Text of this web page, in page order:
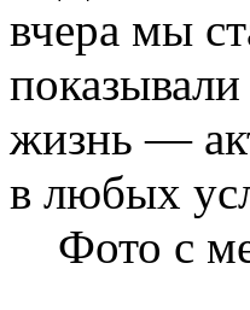
вчера мы
жизнь —
в любых
Фото с